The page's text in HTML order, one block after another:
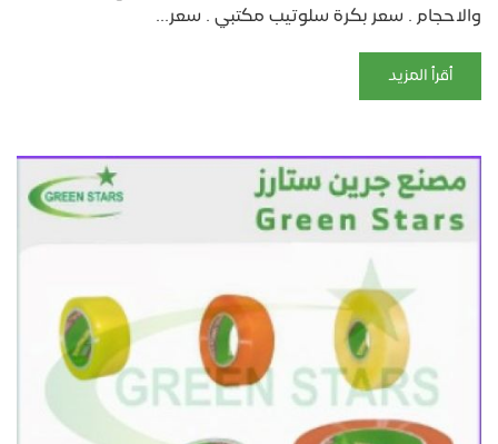
والاحجام . سعر بكرة سلوتيب مكتبي . سعر...
أقرأ المزيد